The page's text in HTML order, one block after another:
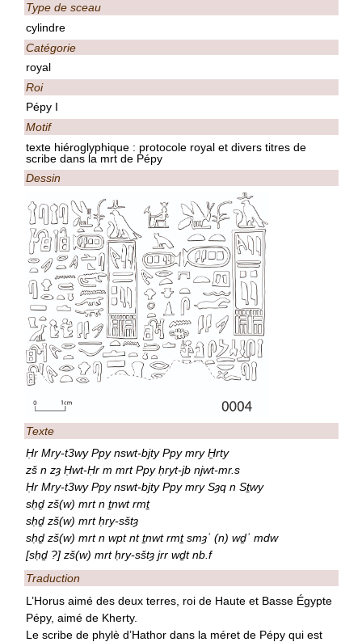
Type de sceau
cylindre
Catégorie
royal
Roi
Pépy I
Motif
texte hiéroglyphique : protocole royal et divers titres de
scribe dans la mrt de Pépy
Dessin
Texte
Ḥr Mry-t3wy Ppy nswt-bjty Ppy mry H̱rty
zš n zȝ Ḥwt-Ḥr m mrt Ppy ḥryt-jb njwt-mr.s
Ḥr Mry-t3wy Ppy nswt-bjty Ppy mry Sȝq n Sṯwy
sḥḏ zš(w) mrt n ṯnwt rmṯ
sḥḏ zš(w) mrt ḥry-sštȝ
sḥḏ zš(w) mrt n wpt nt ṯnwt rmṯ smȝʿ (n) wḏʿ mdw
[sḥḏ ?] zš(w) mrt ḥry-sštȝ jrr wḏt nb.f
Traduction
L’Horus aimé des deux terres, roi de Haute et Basse Égypte
Pépy, aimé de Kherty.
Le scribe de phylè d’Hathor dans la méret de Pépy qui est